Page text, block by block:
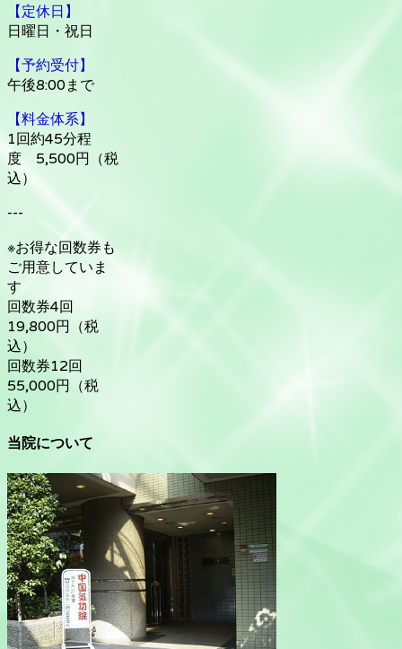
【定休日】
日曜日・祝日
【予約受付】
午後8:00まで
【料金体系】
1回約45分程
度 5,500円（税
込）
---
※お得な回数券も
ご用意していま
す
回数券4回
19,800円（税
込）
回数券12回
55,000円（税
込）
当院について